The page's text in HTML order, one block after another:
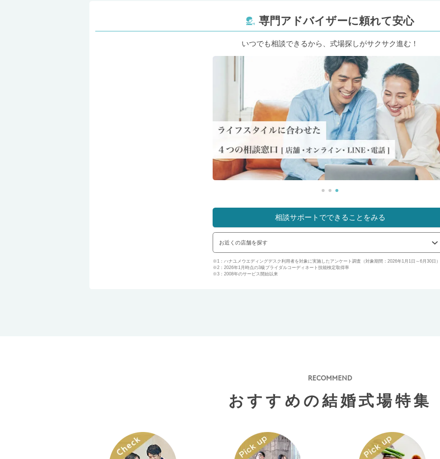
専門アドバイザーに頼れて安心
いつでも相談できるから、式場探しがサクサク進む！
相談サポートでできることをみる
お近くの店舗を探す
※1：ハナユメウエディングデスク利用者を対象に実施したアンケート調査（対象期間：2026年1月1日～6月30日）
※2：2026年1月時点の3級ブライダルコーディネート技能検定取得率
※3：2008年のサービス開始以来
RECOMMEND
おすすめの結婚式場特集